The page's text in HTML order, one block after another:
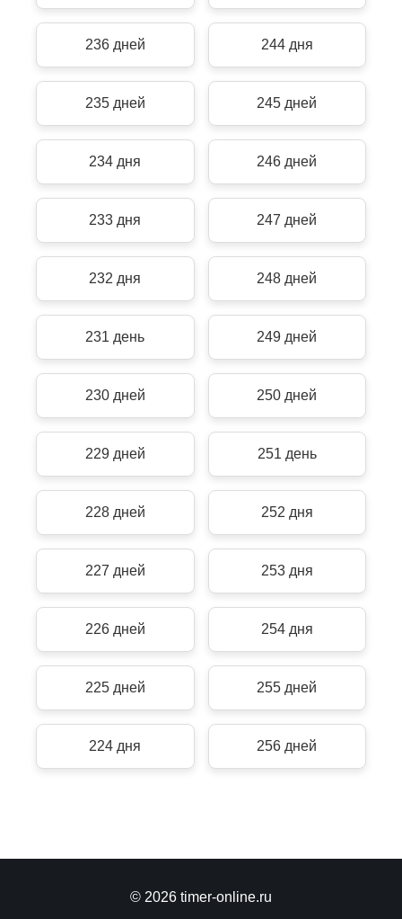
236 дней 244 дня
235 дней 245 дней
234 дня 246 дней
233 дня 247 дней
232 дня 248 дней
231 день 249 дней
230 дней 250 дней
229 дней 251 день
228 дней 252 дня
227 дней 253 дня
226 дней 254 дня
225 дней 255 дней
224 дня 256 дней
© 2026 timer-online.ru